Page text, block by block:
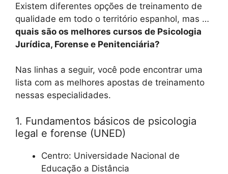
Existem diferentes opções de treinamento de
qualidade em todo o território espanhol, mas …
quais são os melhores cursos de Psicologia
Jurídica, Forense e Penitenciária?
Nas linhas a seguir, você pode encontrar uma
lista com as melhores apostas de treinamento
nessas especialidades.
1. Fundamentos básicos de psicologia
legal e forense (UNED)
Centro: Universidade Nacional de
Educação a Distância